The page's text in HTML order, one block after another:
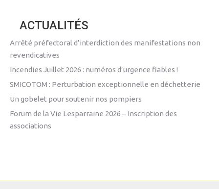
ACTUALITÉS
Arrêté préfectoral d’interdiction des manifestations non
revendicatives
Incendies Juillet 2026 : numéros d’urgence fiables !
SMICOTOM : Perturbation exceptionnelle en déchetterie
Un gobelet pour soutenir nos pompiers
Forum de la Vie Lesparraine 2026 – Inscription des
associations